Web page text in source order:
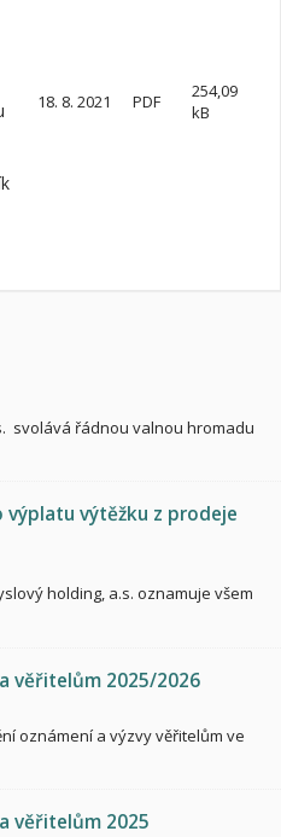
18. 8. 2021 PDF
254,09
kB
svolává řádnou valnou hromadu
výtěžku z prodeje
holding, a.s. oznamuje všem
věřitelům 2025/2026
oznámení a výzvy věřitelům ve
věřitelům 2025